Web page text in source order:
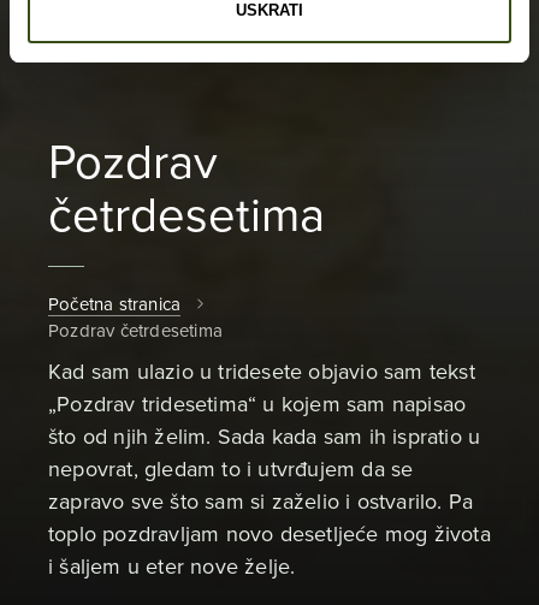
USKRATI
Pozdrav
četrdesetima
Početna stranica
Pozdrav četrdesetima
Kad sam ulazio u tridesete objavio sam tekst
„Pozdrav tridesetima“ u kojem sam napisao
što od njih želim. Sada kada sam ih ispratio u
nepovrat, gledam to i utvrđujem da se
zapravo sve što sam si zaželio i ostvarilo. Pa
toplo pozdravljam novo desetljeće mog života
i šaljem u eter nove želje.